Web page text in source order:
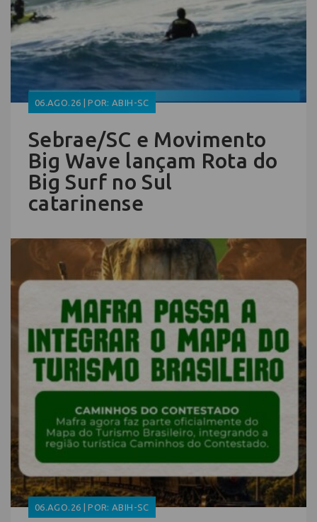
06.AGO.26 | POR: ABIH-SC
Sebrae/SC e Movimento
Big Wave lançam Rota do
Big Surf no Sul
catarinense
06.AGO.26 | POR: ABIH-SC